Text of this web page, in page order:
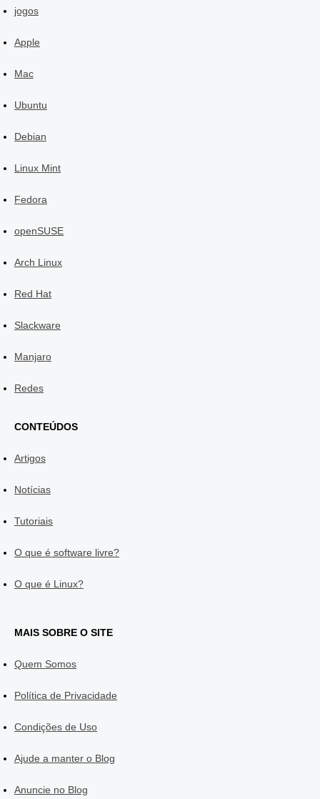
jogos
Apple
Mac
Ubuntu
Debian
Linux Mint
Fedora
openSUSE
Arch Linux
Red Hat
Slackware
Manjaro
Redes
CONTEÚDOS
Artigos
Notícias
Tutoriais
O que é software livre?
O que é Linux?
MAIS SOBRE O SITE
Quem Somos
Política de Privacidade
Condições de Uso
Ajude a manter o Blog
Anuncie no Blog